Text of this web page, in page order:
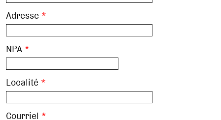
Adresse *
NPA *
Localité *
Courriel *